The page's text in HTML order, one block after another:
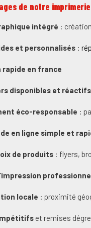
de notre
intégré :
et personnalisés :
rapide en france
disponibles et réactifs
éco-responsable :
en ligne simple et
de produits : flyers,
locale : proximité
et remises